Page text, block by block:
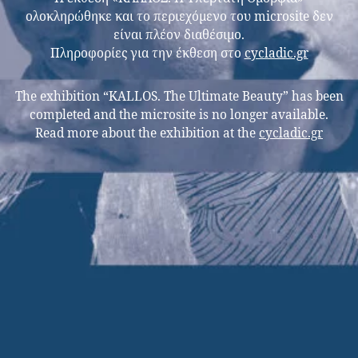
ολοκληρώθηκε και το περιεχόμενο του microsite δεν
είναι πλέον διαθέσιμο.
Πληροφορίες για την έκθεση στο cycladic.gr
The exhibition “KALLOS. The Ultimate Beauty” has been
completed and the microsite is no longer available.
Read more about the exhibition at the cycladic.gr